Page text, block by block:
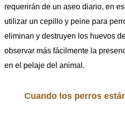
requerirán de un aseo diario, en
utilizar un cepillo y peine para
eliminan y destruyen los huevos
observar más fácilmente la
en el pelaje del animal.
Cuando los perros